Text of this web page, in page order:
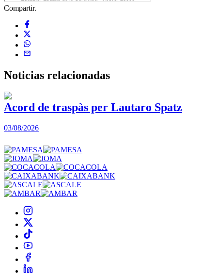
Compartir.
Noticias relacionadas
Acord de traspàs per Lautaro Spatz
03/08/2026